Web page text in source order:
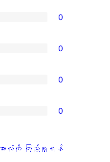
0
0
0
0
သုံးသပ်
အားလုံးကို ကြည့်ရှုရန်